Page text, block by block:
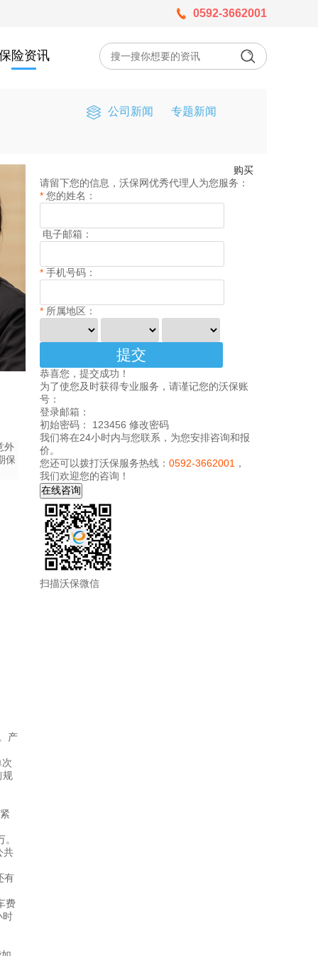
0592-3662001
险资讯
公司新闻 专题新闻
外
保
产
规
共
有
费
时
购买
请留下您的信息，沃保网优秀代理人为您服务：
*您的姓名：
电子邮箱：
*手机号码：
*所属地区：
恭喜您，提交成功！
为了使您及时获得专业服务，请谨记您的沃保账
号：
登录邮箱：
初始密码： 123456 修改密码
我们将在24小时内与您联系，为您安排咨询和报
价。
您还可以拨打沃保服务热线： 0592-3662001 ，
我们欢迎您的咨询！
扫描沃保微信